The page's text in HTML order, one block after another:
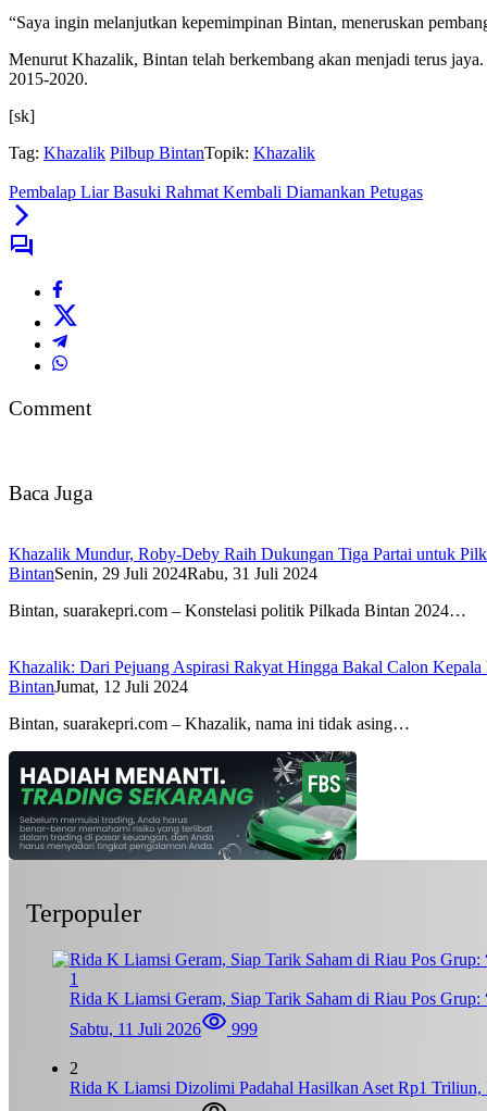
“Saya ingin melanjutkan kepemimpinan Bintan, meneruskan
Menurut Khazalik, Bintan telah berkembang akan menjadi terus
2015-2020.
[sk]
Tag: Khazalik Pilbup BintanTopik: Khazalik
Pembalap Liar Basuki Rahmat Kembali Diamankan Petugas
Comment
Baca Juga
Khazalik Mundur, Roby-Deby Raih Dukungan Tiga Partai untuk
BintanSenin, 29 Juli 2024Rabu, 31 Juli 2024
Bintan, suarakepri.com – Konstelasi politik Pilkada Bintan 2024…
Khazalik: Dari Pejuang Aspirasi Rakyat Hingga Bakal Calon Kepala
BintanJumat, 12 Juli 2024
Bintan, suarakepri.com – Khazalik, nama ini tidak asing…
Terpopuler
1
Rida K Liamsi Geram, Siap Tarik Saham di Riau Pos
Sabtu, 11 Juli 2026
999
2
Rida K Liamsi Dizolimi Padahal Hasilkan Aset Rp1 Triliun,